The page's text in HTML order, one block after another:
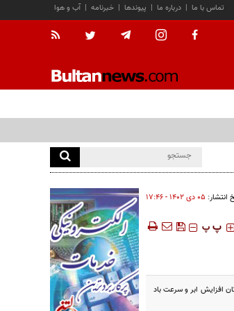
آب و هوا | خبرنامه | پیوندها | درباره ما | تماس با ما
انتشار: ۰۵ دی ۱۴۰۲ - ۱۷:۴۶
‍‍‍ پ پ
از شمال کشور در سطح استان افزایش ابر و سرعت باد